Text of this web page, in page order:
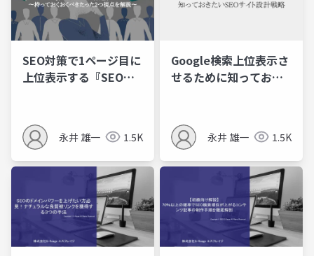
SEO対策で1ページ目に
上位表示する『SEO対
策』
永井 雄一 1.5K
Google検索上位表示さ
せるために知っておき
永井 雄一 1.5K